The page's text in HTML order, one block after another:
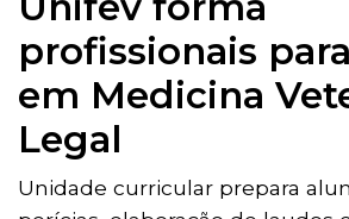
profissionais
em Medicina
Legal
Unidade curricular prepara